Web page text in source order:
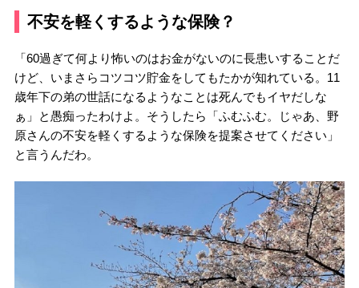
不安を軽くするような保険？
「60過ぎて何より怖いのはお金がないのに長患いすることだ
けど、いまさらコツコツ貯金をしてもたかが知れている。11
歳年下の弟の世話になるようなことは死んでもイヤだしな
ぁ」と愚痴ったわけよ。そうしたら「ふむふむ。じゃあ、野
原さんの不安を軽くするような保険を提案させてください」
と言うんだわ。